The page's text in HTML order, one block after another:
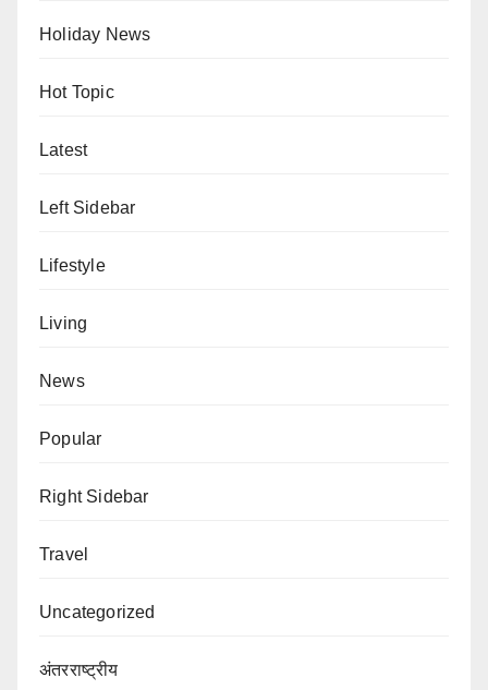
Holiday News
Hot Topic
Latest
Left Sidebar
Lifestyle
Living
News
Popular
Right Sidebar
Travel
Uncategorized
अंतरराष्ट्रीय